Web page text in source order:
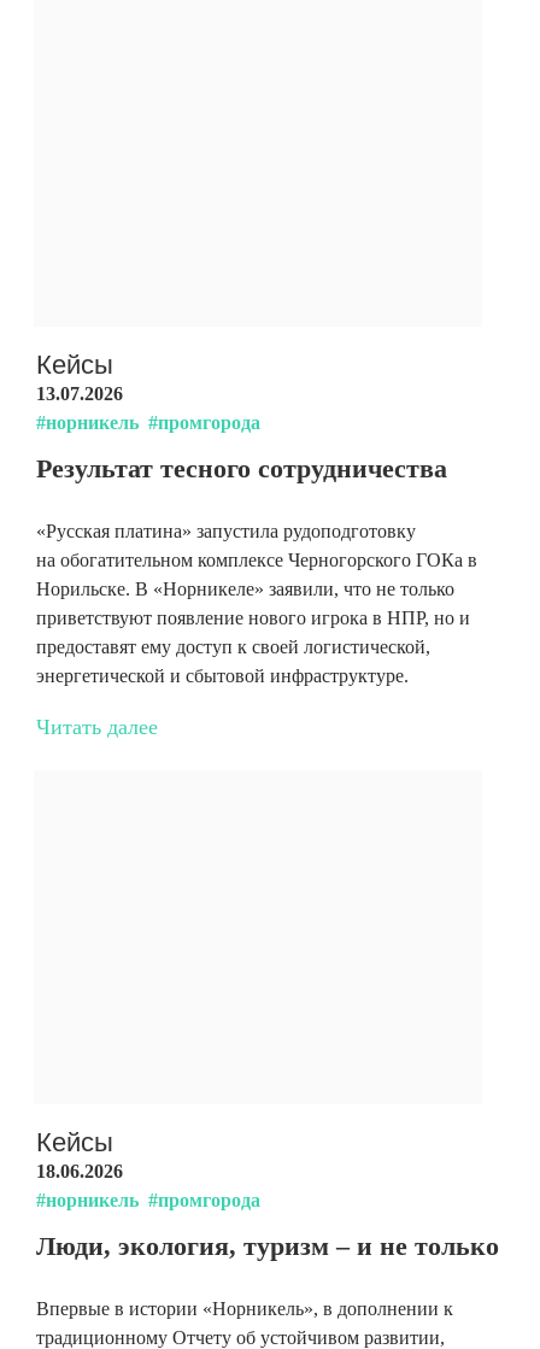
Кейсы
13.07.2026
#норникель #промгорода
Результат тесного сотрудничества
«Русская платина» запустила рудоподготовку
на обогатительном комплексе Черногорского ГОКа в
Норильске. В «Норникеле» заявили, что не только
приветствуют появление нового игрока в НПР, но и
предоставят ему доступ к своей логистической,
энергетической и сбытовой инфраструктуре.
Читать далее
Кейсы
18.06.2026
#норникель #промгорода
Люди, экология, туризм – и не только
Впервые в истории «Норникель», в дополнении к
традиционному Отчету об устойчивом развитии,